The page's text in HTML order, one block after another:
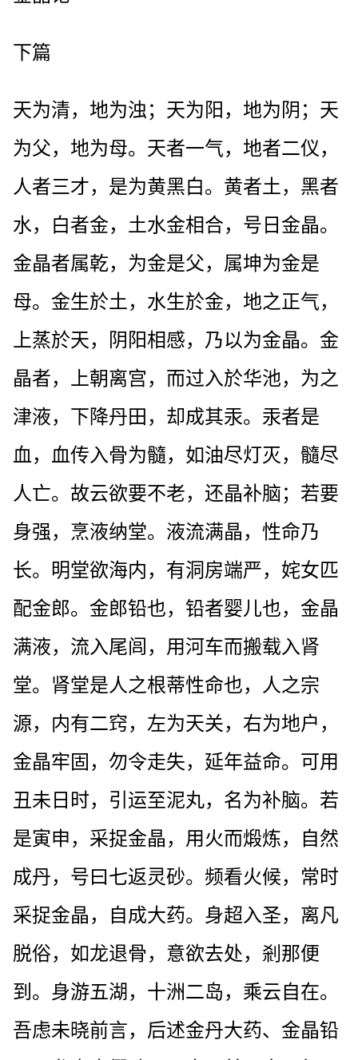
下篇
天为清，地为浊；天为阳，地为阴；天
为父，地为母。天者一气，地者二仪，
人者三才，是为黄黑白。黄者土，黑者
水，白者金，土水金相合，号日金晶。
金晶者属乾，为金是父，属坤为金是
母。金生於土，水生於金，地之正气，
上蒸於天，阴阳相感，乃以为金晶。金
晶者，上朝离宫，而过入於华池，为之
津液，下降丹田，却成其汞。汞者是
血，血传入骨为髓，如油尽灯灭，髓尽
人亡。故云欲要不老，还晶补脑；若要
身强，烹液纳堂。液流满晶，性命乃
长。明堂欲海内，有洞房端严，姹女匹
配金郎。金郎铅也，铅者婴儿也，金晶
满液，流入尾闾，用河车而搬载入肾
堂。肾堂是人之根蒂性命也，人之宗
源，内有二窍，左为天关，右为地户，
金晶牢固，勿令走失，延年益命。可用
丑未日时，引运至泥丸，名为补脑。若
是寅申，采捉金晶，用火而煅炼，自然
成丹，号曰七返灵砂。频看火候，常时
采捉金晶，自成大药。身超入圣，离凡
脱俗，如龙退骨，意欲去处，剎那便
到。身游五湖，十洲二岛，乘云自在。
吾虑未晓前言，后述金丹大药、金晶铅